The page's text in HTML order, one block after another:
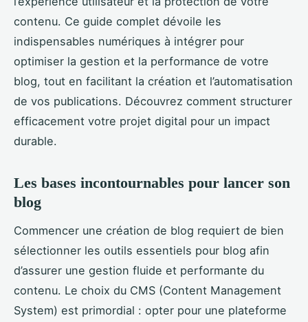
contenu. Ce guide complet dévoile les
indispensables numériques à intégrer pour
optimiser la gestion et la performance de votre
blog, tout en facilitant la création et l’automatisation
de vos publications. Découvrez comment structurer
efficacement votre projet digital pour un impact
durable.
Les bases incontournables pour lancer son
blog
Commencer une création de blog requiert de bien
sélectionner les outils essentiels pour blog afin
d’assurer une gestion fluide et performante du
contenu. Le choix du CMS (Content Management
System) est primordial : opter pour une plateforme